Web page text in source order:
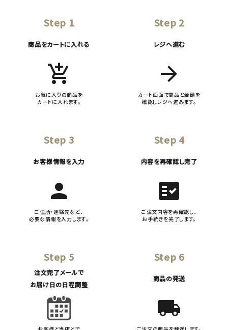
Step 1
商品をカートに入れる
add_shopping_cart
お気に入りの商品を
カートに入れます。
Step 2
レジへ進む
arrow_forward
カート画面で商品と金額を
確認しレジへ進みます。
Step 3
お客様情報を入力
person
ご住所・連絡先など、
必要な情報を入力します。
Step 4
内容を再確認し完了
fact_check
ご注文内容を再確認し、
お手続きを完了します。
Step 5
注文完了メールで
お届け日の日程調整
Step 6
商品の発送
local_shipping